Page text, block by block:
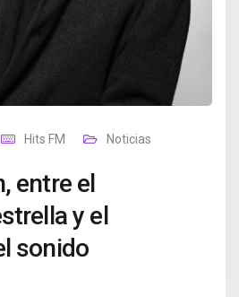
Hits FM Noticias
entre el
y el
sonido